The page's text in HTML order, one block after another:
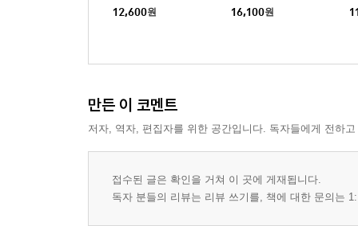
12,600원 16,100원
만든 이 코멘트
저자, 역자, 편집자를 위한 공간입니다. 독자들에게 전하
접수된 글은 확인을 거쳐 이 곳에 게재됩니다.
독자 분들의 리뷰는 리뷰 쓰기를, 책에 대한 문의는